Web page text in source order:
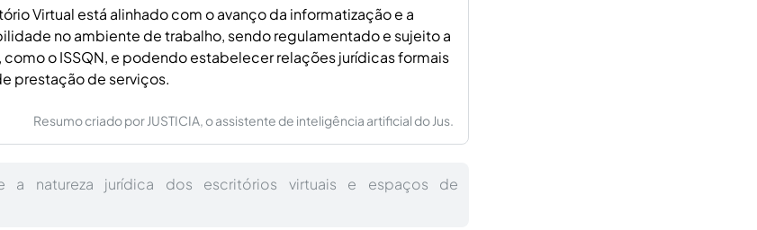
Virtual está alinhado com o avanço da informatização e a
no ambiente de trabalho, sendo regulamentado e sujeito a
o ISSQN, e podendo estabelecer relações jurídicas formais
prestação de serviços.
Resumo criado por JUSTICIA, o assistente de inteligência artificial do Jus.
a natureza jurídica dos escritórios virtuais e espaços de